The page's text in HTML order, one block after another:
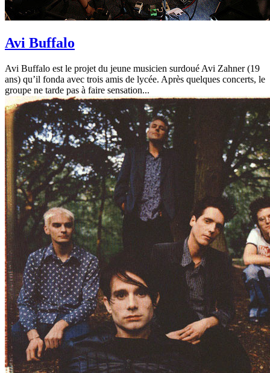
Avi Buffalo
Avi Buffalo est le projet du jeune musicien surdoué Avi Zahner (19
ans) qu’il fonda avec trois amis de lycée. Après quelques concerts, le
groupe ne tarde pas à faire sensation...